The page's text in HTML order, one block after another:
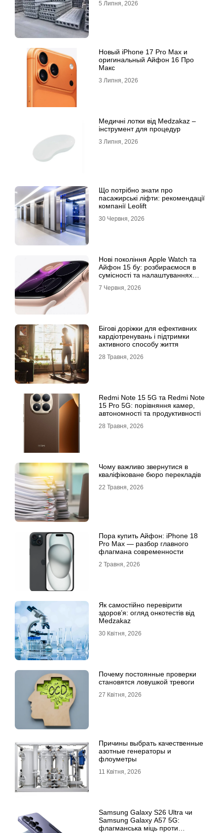
5 Липня, 2026
Новый iPhone 17 Pro Max и
оригинальный Айфон 16 Про
Макс
3 Липня, 2026
Медичні лотки від Medzakaz –
інструмент для процедур
3 Липня, 2026
Що потрібно знати про
пасажирські ліфти: рекомендації
компанії Leolift
30 Червня, 2026
Нові покоління Apple Watch та
Айфон 15 бу: розбираємося в
сумісності та налаштуваннях
7 Червня, 2026
Бігові доріжки для ефективних
кардіотренувань і підтримки
активного способу життя
28 Травня, 2026
Redmi Note 15 5G та Redmi Note
15 Pro 5G: порівняння камер,
автономності та продуктивності
28 Травня, 2026
Чому важливо звернутися в
кваліфіковане бюро перекладів
22 Травня, 2026
Пора купить Айфон: iPhone 18
Pro Max — разбор главного
флагмана современности
2 Травня, 2026
Як самостійно перевірити
здоров’я: огляд онкотестів від
Medzakaz
30 Квітня, 2026
Почему постоянные проверки
становятся ловушкой тревоги
27 Квітня, 2026
Причины выбрать качественные
азотные генераторы и
флоуметры
11 Квітня, 2026
Samsung Galaxy S26 Ultra чи
Samsung Galaxy A57 5G:
флагманська міць проти